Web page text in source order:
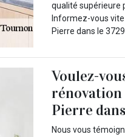
qualité supérieure
Informez-vous
Pierre dans le
Voulez-
rénovation
Pierre
Nous vous